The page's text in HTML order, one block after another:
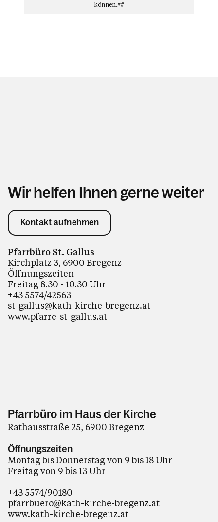
können.##
Wir helfen Ihnen gerne weiter
Kontakt aufnehmen
Pfarrbüro St. Gallus
Kirchplatz 3, 6900 Bregenz
Öffnungszeiten
Freitag 8.30 - 10.30 Uhr
+43 5574/42563
st-gallus@kath-kirche-bregenz.at
www.pfarre-st-gallus.at
Pfarrbüro im Haus der Kirche
Rathausstraße 25, 6900 Bregenz
Öffnungszeiten
Montag bis Donnerstag von 9 bis 18 Uhr
Freitag von 9 bis 13 Uhr
+43 5574/90180
pfarrbuero@kath-kirche-bregenz.at
www.kath-kirche-bregenz.at